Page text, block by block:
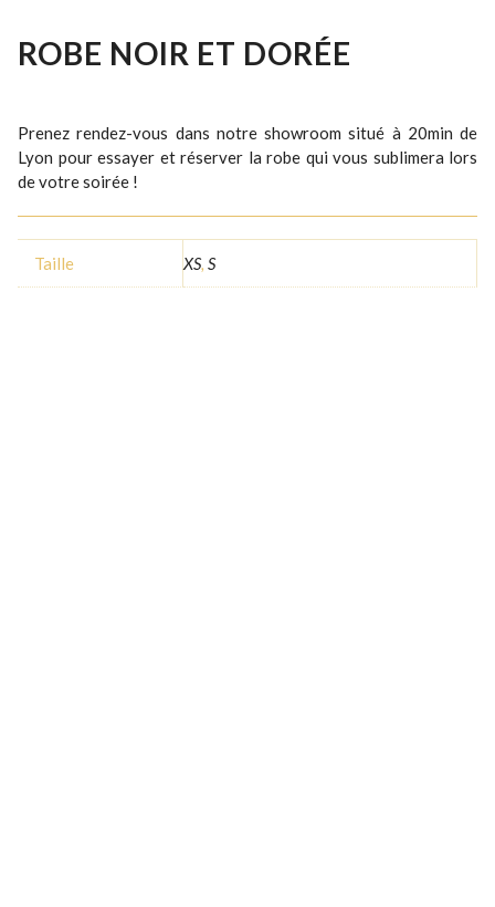
ROBE NOIR ET DORÉE
Prenez rendez-vous dans notre showroom situé à 20min de
Lyon pour essayer et réserver la robe qui vous sublimera lors
de votre soirée !
Taille XS, S